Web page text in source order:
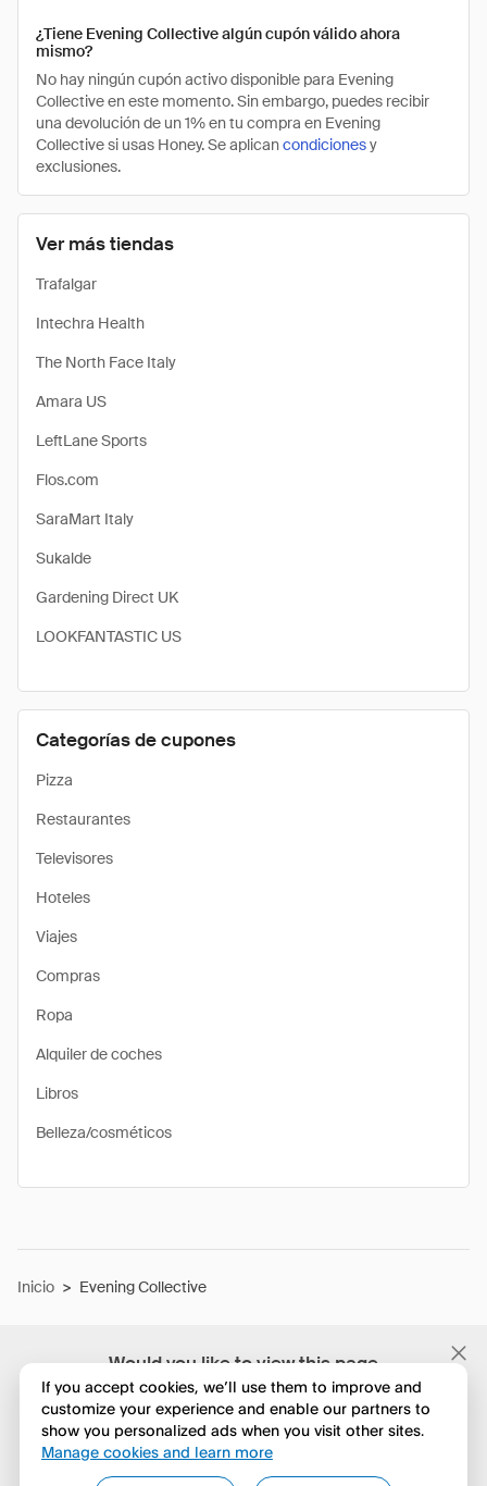
Would you like to view this page
in English?
No, seguir navegando
Ver más tiendas
Trafalgar
Intechra Health
The North Face Italy
Amara US
LeftLane Sports
Flos.com
SaraMart Italy
Sukalde
Gardening Direct UK
LOOKFANTASTIC US
Categorías de cupones
Pizza
Restaurantes
Televisores
Hoteles
Viajes
Compras
Ropa
Alquiler de coches
Libros
Belleza/cosméticos
¿Tiene Evening Collective algún cupón válido ahora
mismo?
No hay ningún cupón activo disponible para Evening
Collective en este momento. Sin embargo, puedes recibir
una devolución de un 1% en tu compra en Evening
Collective si usas Honey. Se aplicancondicionesy
exclusiones.
Inicio > Evening Collective
If you accept cookies, we’ll use them to improve and
customize your experience and enable our partners to
show you personalized ads when you visit other sites.
Manage cookies and learn more